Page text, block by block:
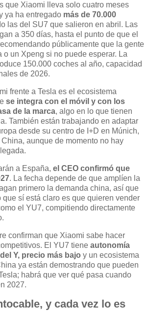
que Xiaomi lleva solo cuatro meses
ya ha entregado más de 70.000
las del SU7 que salieron en abril. Las
a 350 días, hasta el punto de que el
públicamente que la gente
o un Xpeng si no puede esperar. La
150.000 coches al año, capacidad
de 2026.
frente a Tesla es el ecosistema
se integra con el móvil y con los
de la marca, algo en lo que tienen
También están trabajando en adaptar
desde su centro de I+D en Múnich,
aunque de momento no hay
a España, el CEO confirmó que
. La fecha depende de que amplíen la
primero la demanda china, así que
que sí está claro es que quieren vender
el YU7, compitiendo directamente
confirman que Xiaomi sabe hacer
El YU7 tiene autonomía
Y, precio más bajo y un ecosistema
ya están demostrando que pueden
habrá que ver qué pasa cuando
2027.
y cada vez lo es